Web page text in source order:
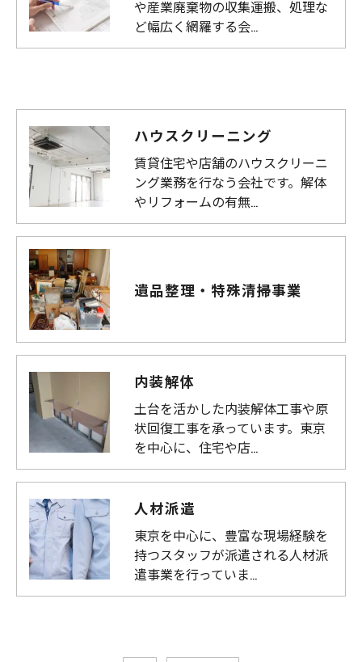
や産業廃棄物の収集運搬、処理な
ど幅広く網羅する会…
ハウスクリーニング
賃貸住宅や店舗のハウスクリーニ
ング業務を行なう会社です。解体
やリフォームの有無…
遺品整理・特殊清掃事業
内装解体
土台を活かした内装解体工事や原
状回復工事を承っています。東京
を中心に、住宅や店…
人材派遣
東京を中心に、豊富な現場経験を
持つスタッフが派遣される人材派
遣事業を行っていま…